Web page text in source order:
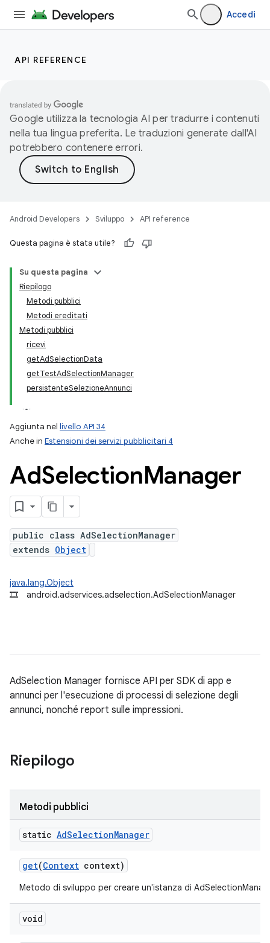
Accedi
API REFERENCE
Google utilizza la tecnologia AI per tradurre i contenuti
nella tua lingua preferita. Le traduzioni generate dall'AI
potrebbero contenere errori.
Android Developers Sviluppo API reference
Questa pagina è stata utile?
Su questa pagina
Riepilogo
Metodi pubblici
Metodi ereditati
Metodi pubblici
ricevi
getAdSelectionData
getTestAdSelectionManager
persistenteSelezioneAnnunci
Aggiunta nel livello API 34
Anche in Estensioni dei servizi pubblicitari 4
AdSelectionManager
public class AdSelectionManager
extends Object
java.lang.Object
🎞
android.adservices.adselection.AdSelectionManager
AdSelection Manager fornisce API per SDK di app e
annunci per l'esecuzione di processi di selezione degli
annunci, nonché report sulle impressioni.
Riepilogo
Metodi pubblici
static AdSelectionManager
get(Context context)
Metodo di sviluppo per creare un'istanza di
void